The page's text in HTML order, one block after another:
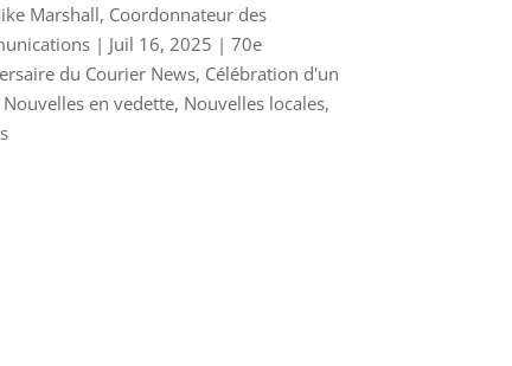
Marshall, Coordonnateur des
| Juil 16, 2025 | 70e
du Courier News, Célébration d'un
Nouvelles en vedette, Nouvelles locales,